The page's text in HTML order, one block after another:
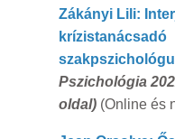
Zákányi Lili:
krízistanácsadó
Pszichológia
oldal) (Online és